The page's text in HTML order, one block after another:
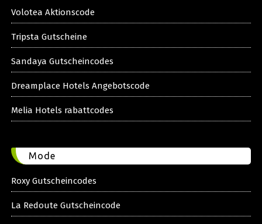
Volotea Aktionscode
Tripsta Gutscheine
Sandaya Gutscheincodes
Dreamplace Hotels Angebotscode
Melia Hotels rabattcodes
Mode
Roxy Gutscheincodes
La Redoute Gutscheincode